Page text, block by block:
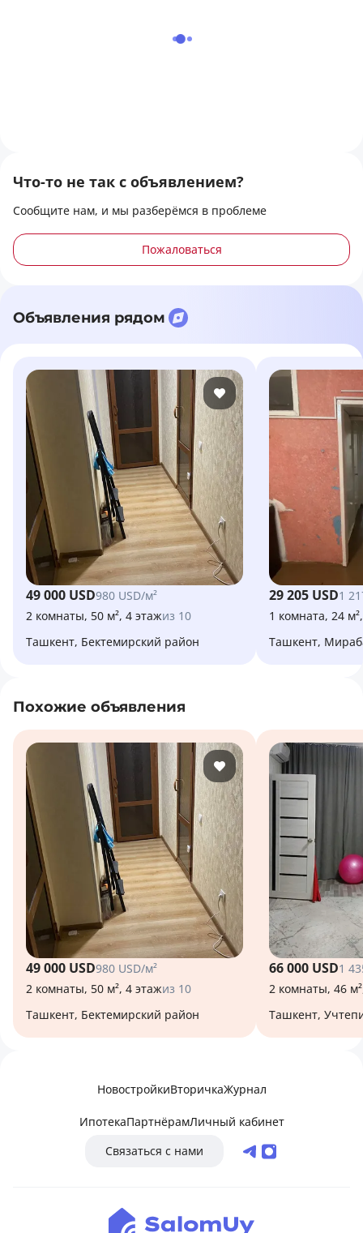
Что-то не так с объявлением?
Сообщите нам, и мы разберёмся в проблеме
Пожаловаться
Объявления рядом
49 000 USD980 USD/м²
2 комнаты, 50 м², 4 этажиз 10
Ташкент, Бектемирский район
29 205 USD1
1 комната, 24
Ташкент,
Похожие объявления
49 000 USD980 USD/м²
2 комнаты, 50 м², 4 этажиз 10
Ташкент, Бектемирский район
66 000 USD1
2 комнаты, 46
Ташкент,
НовостройкиВторичкаЖурнал
ИпотекаПартнёрамЛичный кабинет
Связаться с нами